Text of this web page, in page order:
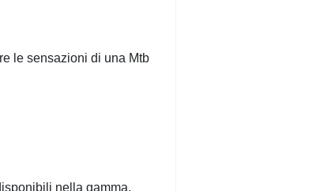
le sensazioni di una Mtb
nella gamma.